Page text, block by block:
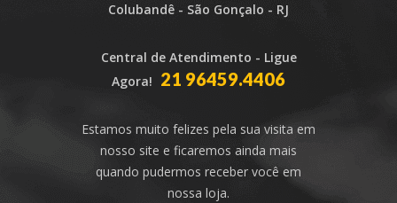
Colubandê - São Gonçalo - RJ
Central de Atendimento - Ligue
Agora! 21 96459.4406
Estamos muito felizes pela sua visita em
nosso site e ficaremos ainda mais
quando pudermos receber você em
nossa loja.